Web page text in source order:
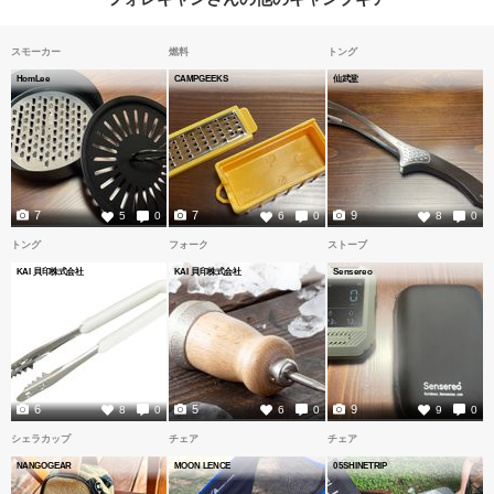
スモーカー
HomLee
5 0
7
燃料
CAMPGEEKS
6 0
7
トング
仙武堂
8 0
9
トング
KAI 貝印株式会社
8 0
6
フォーク
KAI 貝印株式会社
6 0
5
ストーブ
Sensereo
9 0
9
シェラカップ
NANGOGEAR
チェア
MOON LENCE
チェア
05SHINETRIP